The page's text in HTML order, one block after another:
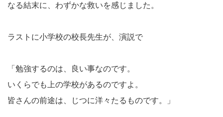
なる結末に、わずかな救いを感じました。
ラストに小学校の校長先生が、演説で
「勉強するのは、良い事なのです。
いくらでも上の学校があるのですよ。
皆さんの前途は、じつに洋々たるものです。」